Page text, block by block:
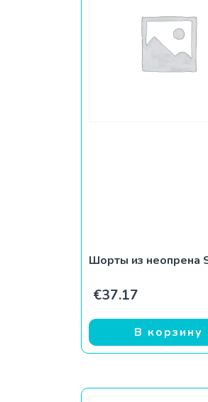
Шорты из неопрена
€37.17
В корзину